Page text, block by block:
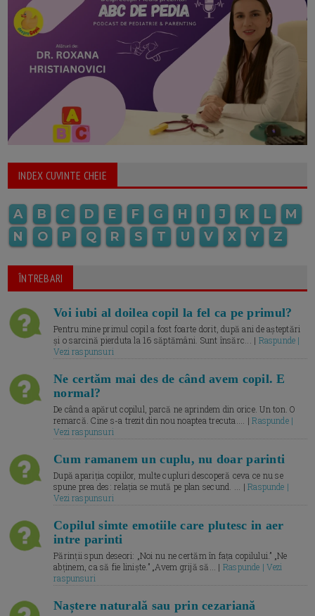
INDEX CUVINTE CHEIE
A B C D E F G H I J K L
M
N
O P Q R S T U V X Y Z
ÎNTREBARI
Voi iubi al doilea copil la fel ca pe primul?
Pentru mine primul copil a fost foarte dorit, după ani de așteptări
și o sarcină pierduta la 16 săptămâni. Sunt însărc... | Raspunde |
Vezi raspunsuri
Ne certăm mai des de când avem copil. E
normal?
De când a apărut copilul, parcă ne aprindem din orice. Un ton. O
remarcă. Cine s-a trezit din nou noaptea trecuta.... |Raspunde |
Vezi raspunsuri
Cum ramanem un cuplu, nu doar parinti
După apariția copiilor, multe cupluri descoperă ceva ce nu se
spune prea des: relația se mută pe plan secund. ... |Raspunde |
Vezi raspunsuri
Copilul simte emotiile care plutesc in aer
intre parinti
Părinții spun deseori: „Noi nu ne certăm în fața copilului.” „Ne
abținem, ca să fie liniște.” „Avem grijă să... | Raspunde | Vezi
raspunsuri
Naștere naturală sau prin cezariană